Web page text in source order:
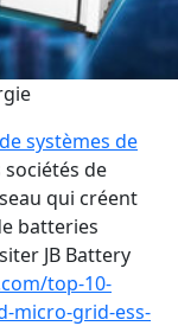
systèmes de
sociétés de
qui créent
batteries
JB Battery
top-10-
micro-grid-ess-